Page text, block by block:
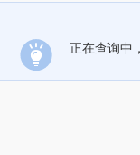
正在查询中